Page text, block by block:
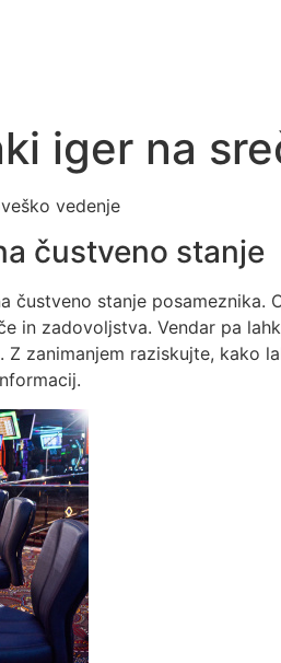
iger na
vedenje
čustveno stanje
čustveno stanje
in zadovoljstva. Vendar pa
zanimanjem raziskujte, kako